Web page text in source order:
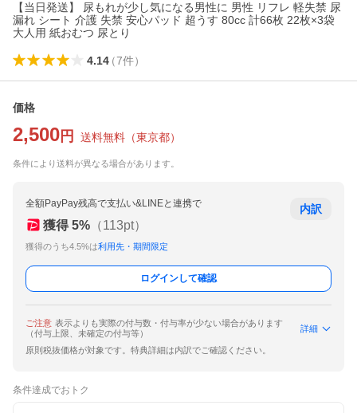
【当日発送】 尿もれが少し気になる男性に 男性 リフレ 軽失禁 尿
漏れ シート 介護 失禁 安心パッド 超うす 80cc 計66枚 22枚×3袋
大人用 紙おむつ 尿とり
4.14（7件）
価格
2,500 円 送料無料 （東京都）
条件により送料が異なる場合があります。
全額PayPay残高で支払い&LINEと連携で
獲得 5% （113pt）
獲得のうち4.5%は利用先・期間限定
内訳
ログインして確認
ご注意 表示よりも実際の付与数・付与率が少ない場合があります
（付与上限、未確定の付与等）
詳細
原則税抜価格が対象です。特典詳細は内訳でご確認ください。
条件達成でおトク